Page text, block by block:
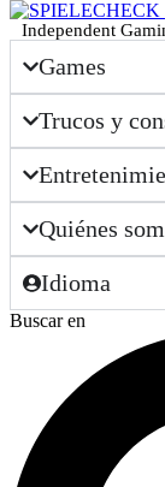
Independent
Games
Trucos y
Quiénes
Idioma
Buscar en